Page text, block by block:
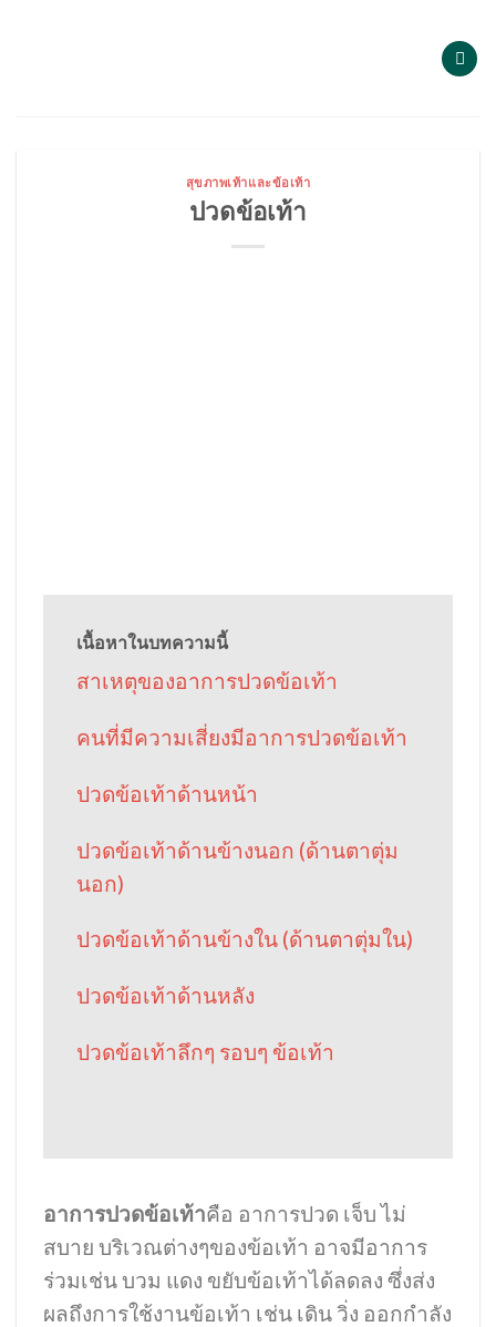
สุขภาพเท้าและข้อเท้า
ปวดข้อเท้า
เนื้อหาในบทความนี้
สาเหตุของอาการปวดข้อเท้า
คนที่มีความเสี่ยงมีอาการปวดข้อเท้า
ปวดข้อเท้าด้านหน้า
ปวดข้อเท้าด้านข้างนอก (ด้านตาตุ่ม
นอก)
ปวดข้อเท้าด้านข้างใน (ด้านตาตุ่มใน)
ปวดข้อเท้าด้านหลัง
ปวดข้อเท้าลึกๆ รอบๆ ข้อเท้า
อาการปวดข้อเท้าคือ อาการปวด เจ็บ ไม่
สบาย บริเวณต่างๆของข้อเท้า อาจมีอาการ
ร่วมเช่น บวม แดง ขยับข้อเท้าได้ลดลง ซึ่งส่ง
ผลถึงการใช้งานข้อเท้า เช่น เดิน วิ่ง ออกกำลัง